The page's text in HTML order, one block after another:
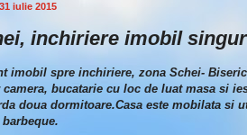
iulie 2015
inchiriere imobil
imobil spre inchiriere, zona Schei-
camera, bucatarie cu loc de luat masa si
doua dormitoare.Casa este mobilata si